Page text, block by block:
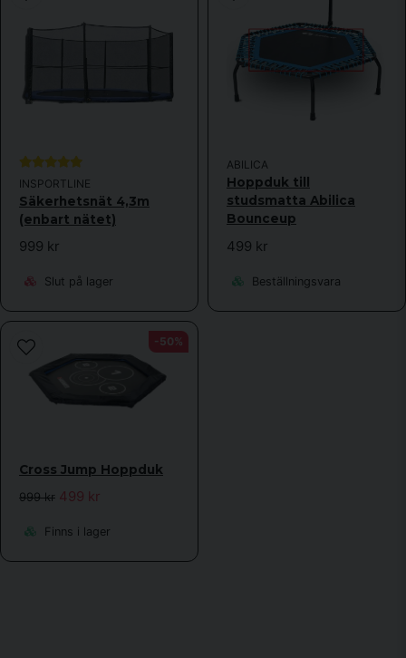
Skicka fråga
INSPORTLINE
Säkerhetsnät 4,3m
(enbart nätet)
999 kr
Slut på lager
ABILICA
Hoppduk till
studsmatta Abilica
Bounceup
499 kr
Beställningsvara
Cross Jump Hoppduk
999 kr 499 kr
Finns i lager
-50%